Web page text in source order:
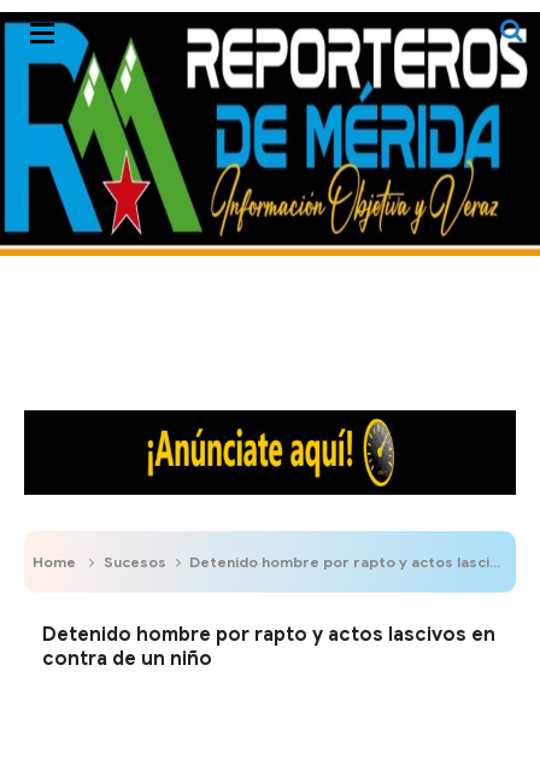
Home Sucesos Detenido hombre por rapto y actos lascivos en contra de un niño
Detenido hombre por rapto y actos lascivos en
contra de un niño